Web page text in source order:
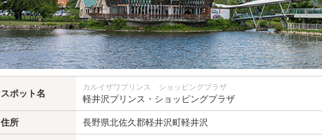
スポット名
カルイザワプリンス ショッピングプラザ
軽井沢プリンス・ショッピングプラザ
住所 長野県北佐久郡軽井沢町軽井沢